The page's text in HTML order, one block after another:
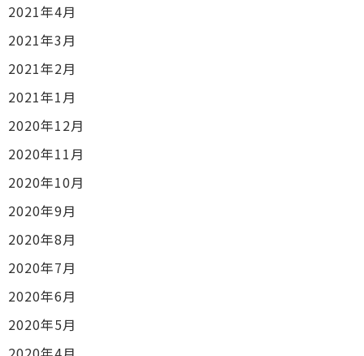
2021年4月
2021年3月
2021年2月
2021年1月
2020年12月
2020年11月
2020年10月
2020年9月
2020年8月
2020年7月
2020年6月
2020年5月